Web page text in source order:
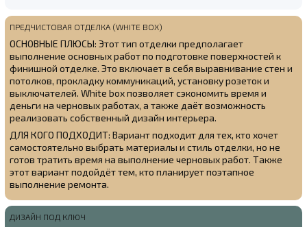
ПРЕДЧИСТОВАЯ ОТДЕЛКА (WHITE BOX)
ОСНОВНЫЕ ПЛЮСЫ: Этот тип отделки предполагает
выполнение основных работ по подготовке поверхностей к
финишной отделке. Это включает в себя выравнивание стен и
потолков, прокладку коммуникаций, установку розеток и
выключателей. White box позволяет сэкономить время и
деньги на черновых работах, а также даёт возможность
реализовать собственный дизайн интерьера.
ДЛЯ КОГО ПОДХОДИТ: Вариант подходит для тех, кто хочет
самостоятельно выбрать материалы и стиль отделки, но не
готов тратить время на выполнение черновых работ. Также
этот вариант подойдёт тем, кто планирует поэтапное
выполнение ремонта.
ДИЗАЙН ПОД КЛЮЧ